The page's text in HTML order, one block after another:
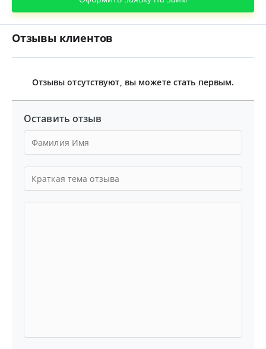
Отзывы клиентов
Отзывы отсутствуют, вы можете стать первым.
Оставить отзыв